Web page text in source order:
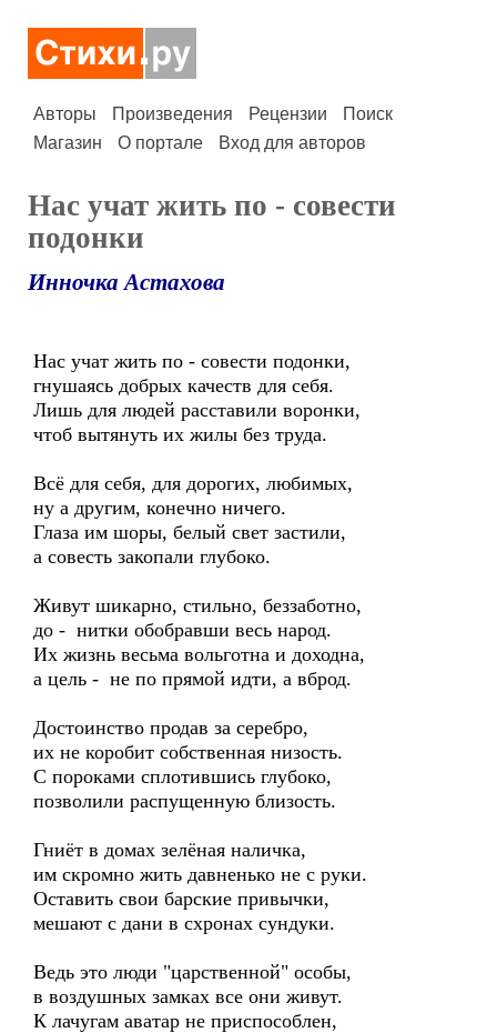
Авторы Произведения Рецензии
Поиск
Магазин
О портале Вход для авторов
Нас учат жить по - совести
подонки
Инночка Астахова
Нас учат жить по - совести подонки,
гнушаясь добрых качеств для себя.
Лишь для людей расставили воронки,
чтоб вытянуть их жилы без труда.
Всё для себя, для дорогих, любимых,
ну а другим, конечно ничего.
Глаза им шоры, белый свет застили,
а совесть закопали глубоко.
Живут шикарно, стильно, беззаботно,
до - нитки обобравши весь народ.
Их жизнь весьма вольготна и доходна,
а цель - не по прямой идти, а вброд.
Достоинство продав за серебро,
их не коробит собственная низость.
С пороками сплотившись глубоко,
позволили распущенную близость.
Гниёт в домах зелёная наличка,
им скромно жить давненько не с руки.
Оставить свои барские привычки,
мешают с дани в схронах сундуки.
Ведь это люди "царственной" особы,
в воздушных замках все они живут.
К лачугам аватар не приспособлен,